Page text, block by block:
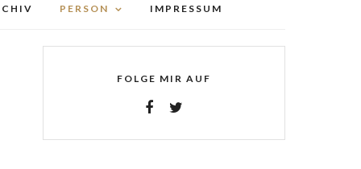
PERSON IMPRESSUM
FOLGE MIR AUF